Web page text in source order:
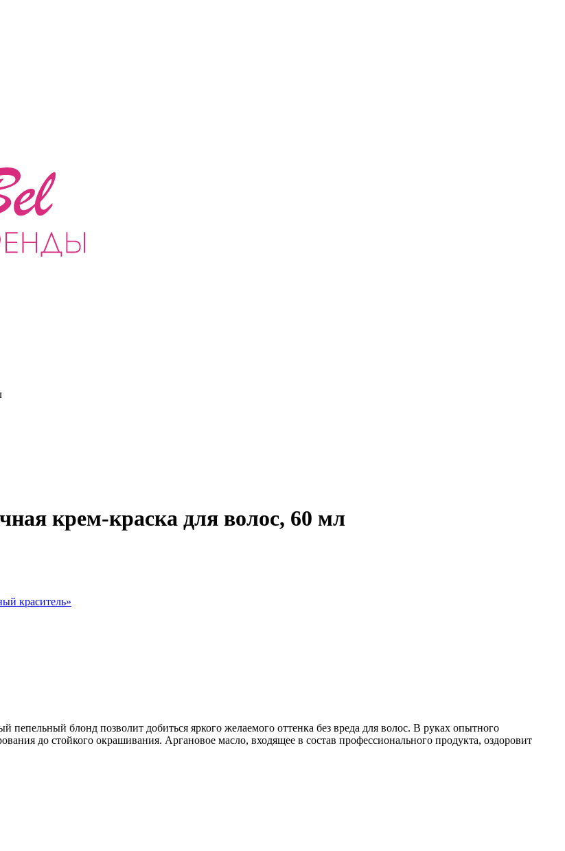
крем-краска для волос, 60 мл
краситель»
пепельный блонд позволит добиться яркого желаемого оттенка без вреда для волос. В руках опытного
до стойкого окрашивания. Аргановое масло, входящее в состав профессионального продукта, оздоровит